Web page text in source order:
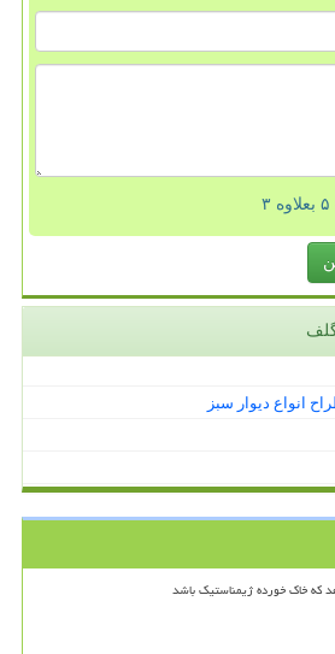
انواع دیوار سبز
که خاک خورده ژیمناستیک باشد